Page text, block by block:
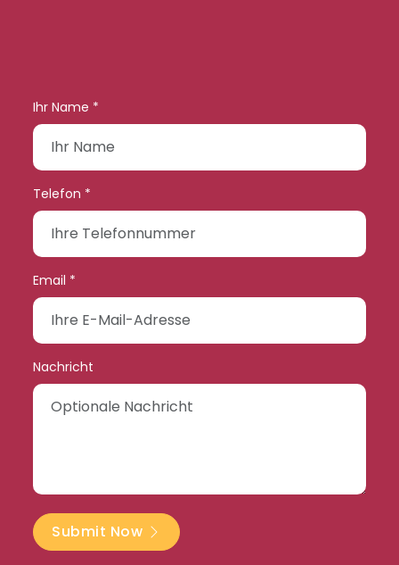
Ihr Name *
Telefon *
Email *
Nachricht
Submit Now